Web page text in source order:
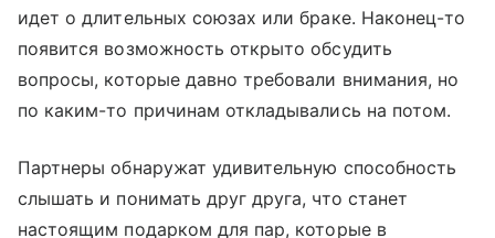
идет о длительных союзах или браке. Наконец-то
появится возможность открыто обсудить
вопросы, которые давно требовали внимания, но
по каким-то причинам откладывались на потом.
Партнеры обнаружат удивительную способность
слышать и понимать друг друга, что станет
настоящим подарком для пар, которые в